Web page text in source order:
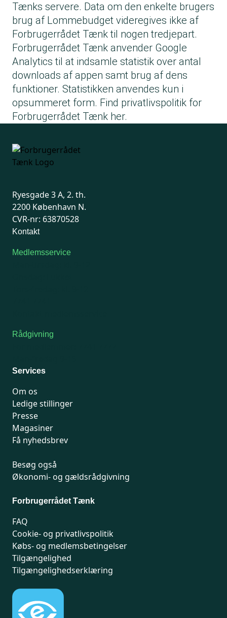
Tænks servere. Data om den enkelte brugers
brug af Lommebudget videregives ikke af
Forbrugerrådet Tænk til nogen tredjepart.
Forbrugerrådet Tænk anvender Google
Analytics til at indsamle statistik over antal
downloads af appen samt brug af dens
funktioner. Statistikken anvendes kun i
opsummeret form. Find privatlivspolitik for
Forbrugerrådet Tænk her.
Ryesgade 3 A, 2. th.
2200 København N.
CVR-nr: 63870528
Kontakt
Medlemsservice
Rådgivning
Services
Om os
Ledige stillinger
Presse
Magasiner
Få nyhedsbrev
Besøg også
Økonomi- og gældsrådgivning
Forbrugerrådet Tænk
FAQ
Cookie- og privatlivspolitik
Købs- og medlemsbetingelser
Tilgængelighed
Tilgængelighedserklæring